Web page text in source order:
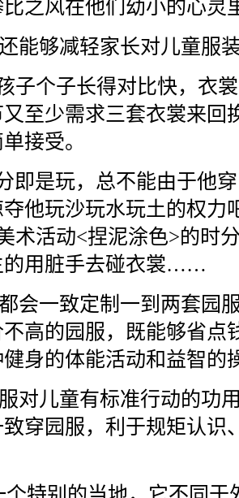
之风在他们幼小的心灵
还能够减轻家长对儿童服
子个子长得对比快，衣
至少需求三套衣裳来回
接受。
即是玩，总不能由于他
他玩沙玩水玩土的权力
术活动<捏泥涂色>的时
的用脏手去碰衣裳……
会一致定制一到两套园
高的园服，既能够省点
身的体能活动和益智的
对儿童有标准行动的功
穿园服，利于规矩认识